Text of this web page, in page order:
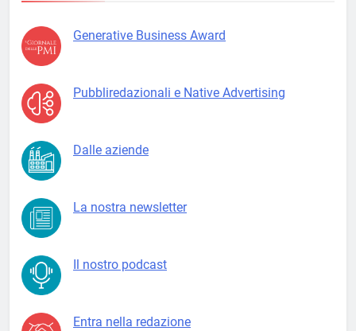
Generative Business Award
Pubbliredazionali e Native Advertising
Dalle aziende
La nostra newsletter
Il nostro podcast
Entra nella redazione